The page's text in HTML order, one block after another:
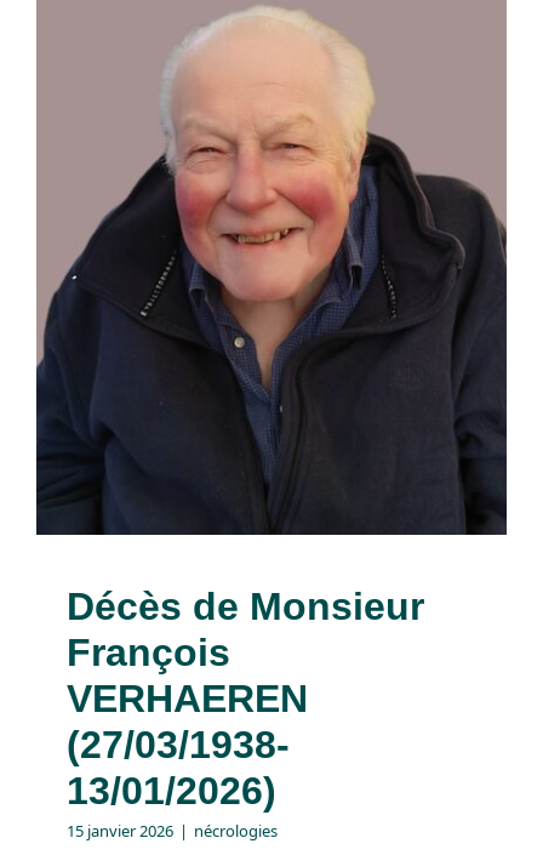
Décès de Monsieur
François VERHAEREN
(27/03/1938-13/01/2026)
nécrologies
Décès de Monsieur
François
VERHAEREN
(27/03/1938-
13/01/2026)
15 janvier 2026 | nécrologies